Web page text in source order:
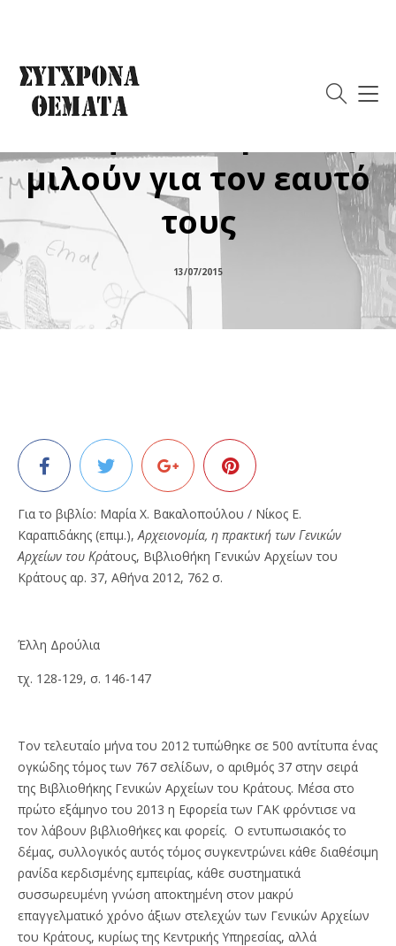
θεσμικά όργανα του
μιλούν για τον εαυτό
τους
13/07/2015
Για το βιβλίο: Μαρία Χ. Βακαλοπούλου / Νίκος Ε.
Καραπιδάκης (επιμ.),Αρχειονομία, η πρακτική των Γενικών
Αρχείων του Κράτους, Βιβλιοθήκη Γενικών Αρχείων του
Κράτους αρ. 37, Αθήνα 2012, 762 σ.
Έλλη Δρούλια
τχ. 128-129, σ. 146-147
Τον τελευταίο μήνα του 2012 τυπώθηκε σε 500 αντίτυπα ένας
ογκώδης τόμος των 767 σελίδων, ο αριθμός 37 στην σειρά
της Βιβλιοθήκης Γενικών Αρχείων του Κράτους. Μέσα στο
πρώτο εξάμηνο του 2013 η Εφορεία των ΓΑΚ φρόντισε να
τον λάβουν βιβλιοθήκες και φορείς. Ο εντυπωσιακός το
δέμας, συλλογικός αυτός τόμος συγκεντρώνει κάθε διαθέσιμη
ρανίδα κερδισμένης εμπειρίας, κάθε συστηματικά
συσσωρευμένη γνώση αποκτημένη στον μακρύ
επαγγελματικό χρόνο άξιων στελεχών των Γενικών Αρχείων
του Κράτους, κυρίως της Κεντρικής Υπηρεσίας, αλλά